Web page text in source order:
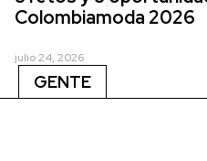
Colombiamoda 2026
julio 24, 2026
GENTE